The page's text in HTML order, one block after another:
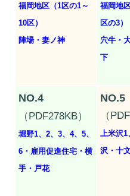
福岡地区（1区の1～
10区）
陣場・妻ノ神
福岡地
区の3）
穴牛・
下
NO.4
（PDF278KB）
堀野1、2、3、4、5、
6・雇用促進住宅・横
手・戸花
NO.5
（
上米沢1
沢・十